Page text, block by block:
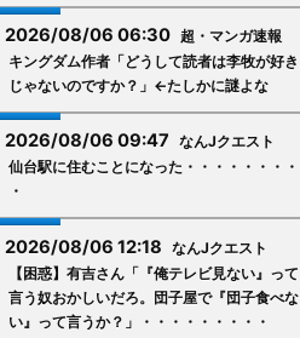
2026/08/06 06:30超・マンガ速報
キングダム作者「どうして読者は李牧が好き
じゃないのですか？」←たしかに謎よな
2026/08/06 09:47なんJクエスト
仙台駅に住むことになった・・・・・・・・
・
2026/08/06 12:18なんJクエスト
【困惑】有吉さん「『俺テレビ見ない』って
言う奴おかしいだろ。団子屋で『団子食べな
い』って言うか？」・・・・・・・・・